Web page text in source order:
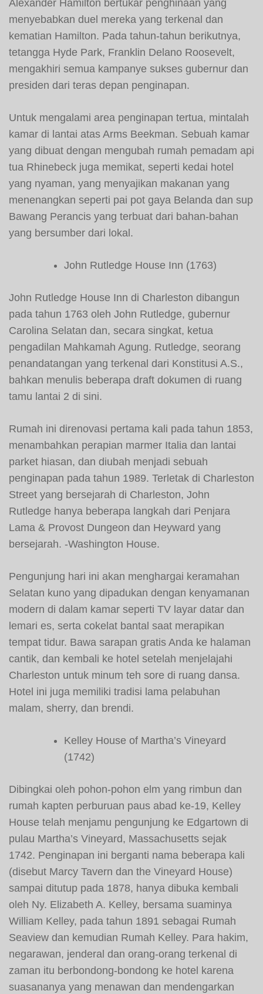
Alexander Hamilton bertukar penghinaan yang
menyebabkan duel mereka yang terkenal dan
kematian Hamilton. Pada tahun-tahun berikutnya,
tetangga Hyde Park, Franklin Delano Roosevelt,
mengakhiri semua kampanye sukses gubernur dan
presiden dari teras depan penginapan.
Untuk mengalami area penginapan tertua, mintalah
kamar di lantai atas Arms Beekman. Sebuah kamar
yang dibuat dengan mengubah rumah pemadam api
tua Rhinebeck juga memikat, seperti kedai hotel
yang nyaman, yang menyajikan makanan yang
menenangkan seperti pai pot gaya Belanda dan sup
Bawang Perancis yang terbuat dari bahan-bahan
yang bersumber dari lokal.
John Rutledge House Inn (1763)
John Rutledge House Inn di Charleston dibangun
pada tahun 1763 oleh John Rutledge, gubernur
Carolina Selatan dan, secara singkat, ketua
pengadilan Mahkamah Agung. Rutledge, seorang
penandatangan yang terkenal dari Konstitusi A.S.,
bahkan menulis beberapa draft dokumen di ruang
tamu lantai 2 di sini.
Rumah ini direnovasi pertama kali pada tahun 1853,
menambahkan perapian marmer Italia dan lantai
parket hiasan, dan diubah menjadi sebuah
penginapan pada tahun 1989. Terletak di Charleston
Street yang bersejarah di Charleston, John
Rutledge hanya beberapa langkah dari Penjara
Lama & Provost Dungeon dan Heyward yang
bersejarah. -Washington House.
Pengunjung hari ini akan menghargai keramahan
Selatan kuno yang dipadukan dengan kenyamanan
modern di dalam kamar seperti TV layar datar dan
lemari es, serta cokelat bantal saat merapikan
tempat tidur. Bawa sarapan gratis Anda ke halaman
cantik, dan kembali ke hotel setelah menjelajahi
Charleston untuk minum teh sore di ruang dansa.
Hotel ini juga memiliki tradisi lama pelabuhan
malam, sherry, dan brendi.
Kelley House of Martha’s Vineyard
(1742)
Dibingkai oleh pohon-pohon elm yang rimbun dan
rumah kapten perburuan paus abad ke-19, Kelley
House telah menjamu pengunjung ke Edgartown di
pulau Martha’s Vineyard, Massachusetts sejak
1742. Penginapan ini berganti nama beberapa kali
(disebut Marcy Tavern dan the Vineyard House)
sampai ditutup pada 1878, hanya dibuka kembali
oleh Ny. Elizabeth A. Kelley, bersama suaminya
William Kelley, pada tahun 1891 sebagai Rumah
Seaview dan kemudian Rumah Kelley. Para hakim,
negarawan, jenderal dan orang-orang terkenal di
zaman itu berbondong-bondong ke hotel karena
suasananya yang menawan dan mendengarkan